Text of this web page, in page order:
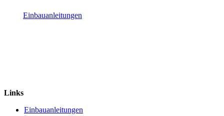
Einbauanleitungen
Links
Einbauanleitungen